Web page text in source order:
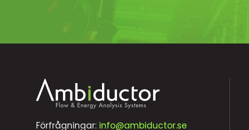
Förfrågningar: info@ambiductor.se